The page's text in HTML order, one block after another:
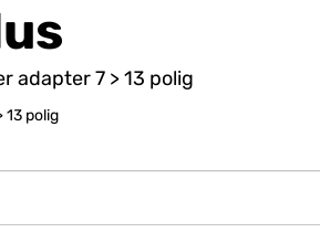
adapter 7 > 13 polig
13 polig